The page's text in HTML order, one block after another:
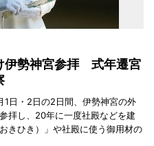
伊勢神宮参拝 式年遷宮
1日・2日の2日間、伊勢神宮の外
拝し、20年に一度社殿などを建
きひき）」や社殿に使う御用材の